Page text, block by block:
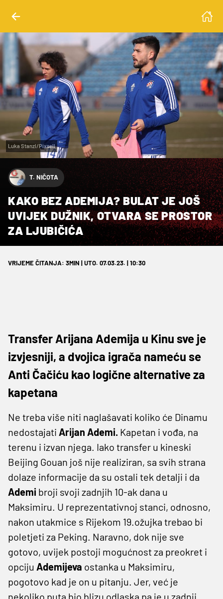
Luka Stanzl/Pixsell
T. NIČOTA
KAKO BEZ ADEMIJA? BULAT JE JOŠ
UVIJEK DUŽNIK, OTVARA SE PROSTOR
ZA LJUBIČIĆA
VRIJEME ČITANJA: 3MIN | UTO. 07.03.23. | 10:30
Transfer Arijana Ademija u Kinu sve je
izvjesniji, a dvojica igrača nameću se
Anti Čačiću kao logične alternative za
kapetana
Ne treba više niti naglašavati koliko će Dinamu
nedostajati Arijan Ademi. Kapetan i vođa, na
terenu i izvan njega. Iako transfer u kineski
Beijing Gouan još nije realiziran, sa svih strana
dolaze informacije da su ostali tek detalji i da
Ademi broji svoji zadnjih 10-ak dana u
Maksimiru. U reprezentativnoj stanci, odnosno,
nakon utakmice s Rijekom 19.ožujka trebao bi
poletjeti za Peking. Naravno, dok nije sve
gotovo, uvijek postoji mogućnost za preokret i
opciju Ademijeva ostanka u Maksimiru,
pogotovo kad je on u pitanju. Jer, već je
nekoliko puta bio blizu odlaska pa je u zadnji